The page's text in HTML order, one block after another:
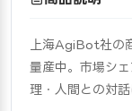
上海AgiBot社の
量産中。市場シ
理・人間との対話